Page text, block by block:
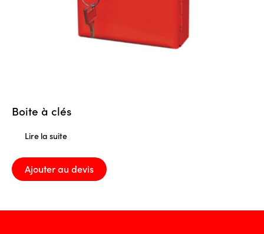
Boite à clés
Lire la suite
Ajouter au devis